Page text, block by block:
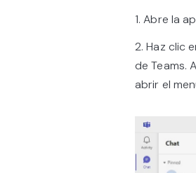
1. Abre la
2. Haz clic
de Teams.
abrir el